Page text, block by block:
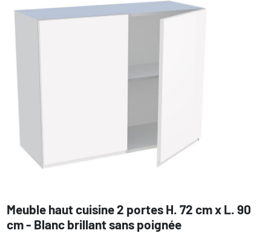
Meuble haut cuisine 2 portes H. 72 cm x L. 90
cm - Blanc brillant sans poignée